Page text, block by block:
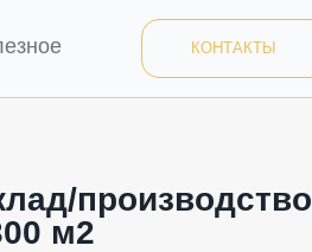
КОНТАКТЫ
производство
м2